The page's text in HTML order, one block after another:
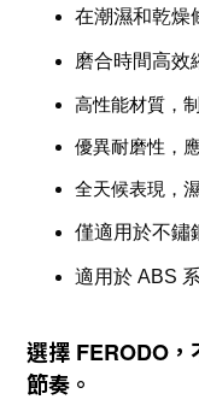
在潮濕和乾燥
磨合時間高效
高性能材質，
優異耐磨性，
全天候表現，
僅適用於不鏽
適用於 ABS
選擇 FERODO
節奏。